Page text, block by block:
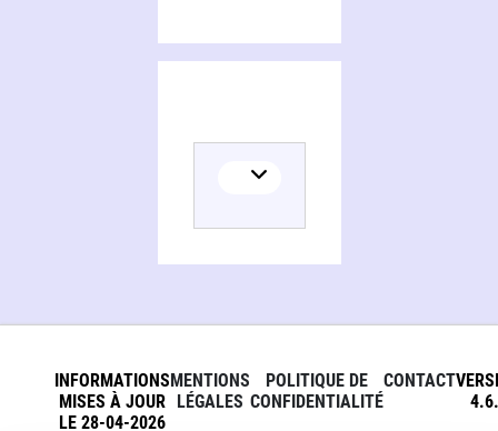
INFORMATIONS
MISES À JOUR
LE 28-04-2026
MENTIONS
LÉGALES
POLITIQUE DE
CONFIDENTIALITÉ
CONTACT